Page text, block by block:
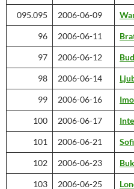
095.095 2006-06-09
96 2006-06-11
97 2006-06-12
98 2006-06-14
99 2006-06-16
100 2006-06-17
101 2006-06-21
102 2006-06-23
103 2006-06-25